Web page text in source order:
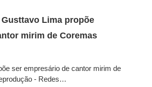
Lima propõe
mirim de Coremas
ser empresário de cantor mirim de
- Redes…